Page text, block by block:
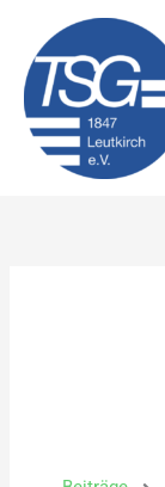
Inhalt
springen